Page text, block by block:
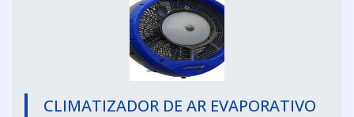
CLIMATIZADOR DE AR EVAPORATIVO